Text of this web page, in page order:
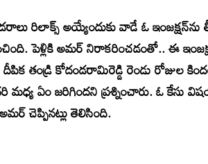
రిలాక్స్‌ అయ్యేందుకు వాడే ఓ
పెళ్లికి అమర్‌ నిరాకరించడంతో.. ఈ
దీపిక తండ్రి కోదండరామిరెడ్డి రెండు రోజుల
మధ్య ఏం జరిగిందని ప్రశ్నించారు. ఓ కేసు
చెప్పినట్లు తెలిసింది.